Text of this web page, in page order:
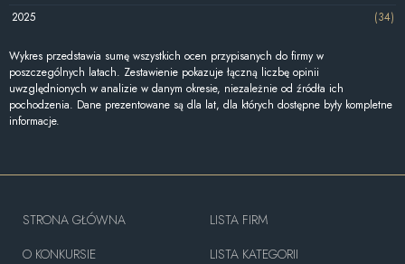
2025
(34)
Wykres przedstawia sumę wszystkich ocen przypisanych do firmy w
poszczególnych latach. Zestawienie pokazuje łączną liczbę opinii
uwzględnionych w analizie w danym okresie, niezależnie od źródła ich
pochodzenia. Dane prezentowane są dla lat, dla których dostępne były kompletne
informacje.
STRONA GŁÓWNA
O KONKURSIE
LISTA FIRM
LISTA KATEGORII